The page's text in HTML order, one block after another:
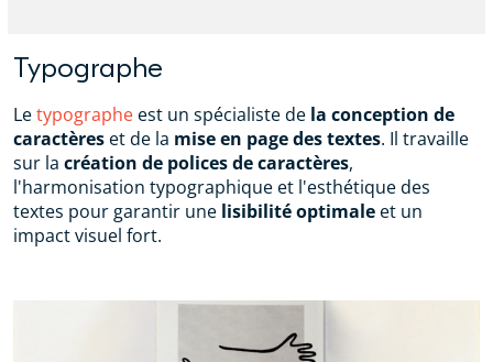
Typographe
Letypographe est un spécialiste de la conception de
caractères et de la mise en page des textes. Il travaille
sur la création de polices de caractères,
l'harmonisation typographique et l'esthétique des
textes pour garantir une lisibilité optimale et un
impact visuel fort.